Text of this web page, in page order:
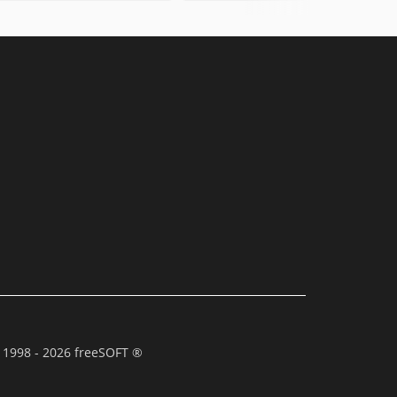
- 2026 freeSOFT ®